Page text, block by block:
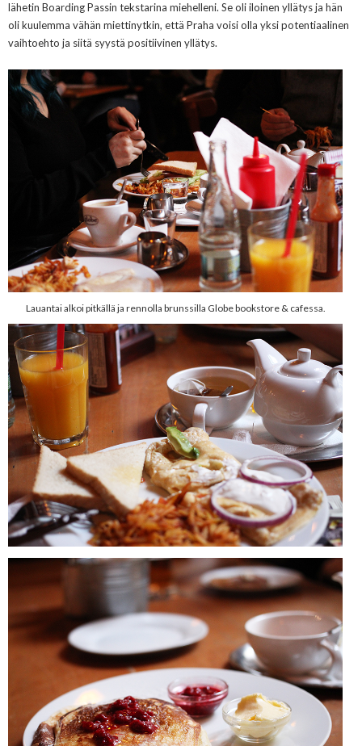
lähetin Boarding Passin tekstarina miehelleni. Se oli iloinen yllätys ja hän
oli kuulemma vähän miettinytkin, että Praha voisi olla yksi potentiaalinen
vaihtoehto ja siitä syystä positiivinen yllätys.
Lauantai alkoi pitkällä ja rennolla brunssilla Globe bookstore & cafessa.